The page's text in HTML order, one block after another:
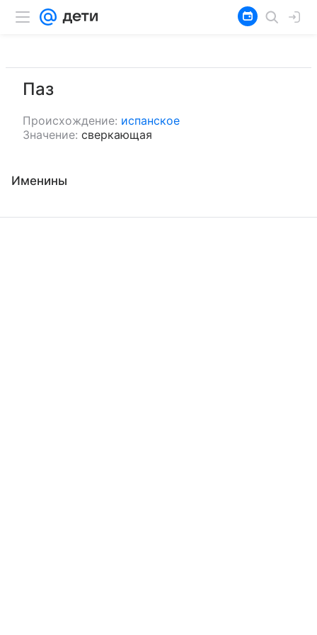
Паз
Происхождение: испанское
Значение: сверкающая
Именины